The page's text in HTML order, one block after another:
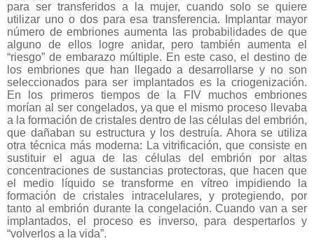
para ser transferidos a la mujer, cuando solo se quiere
utilizar uno o dos para esa transferencia. Implantar mayor
número de embriones aumenta las probabilidades de que
alguno de ellos logre anidar, pero también aumenta el
“riesgo” de embarazo múltiple. En este caso, el destino de
los embriones que han llegado a desarrollarse y no son
seleccionados para ser implantados es la criogenización.
En los primeros tiempos de la FIV muchos embriones
morían al ser congelados, ya que el mismo proceso llevaba
a la formación de cristales dentro de las células del embrión,
que dañaban su estructura y los destruía. Ahora se utiliza
otra técnica más moderna: La vitrificación, que consiste en
sustituir el agua de las células del embrión por altas
concentraciones de sustancias protectoras, que hacen que
el medio líquido se transforme en vítreo impidiendo la
formación de cristales intracelulares, y protegiendo, por
tanto al embrión durante la congelación. Cuando van a ser
implantados, el proceso es inverso, para despertarlos y
“volverlos a la vida”.